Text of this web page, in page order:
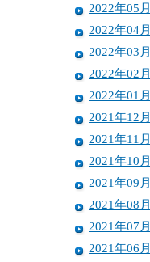
2022年05月
2022年04月
2022年03月
2022年02月
2022年01月
2021年12月
2021年11月
2021年10月
2021年09月
2021年08月
2021年07月
2021年06月